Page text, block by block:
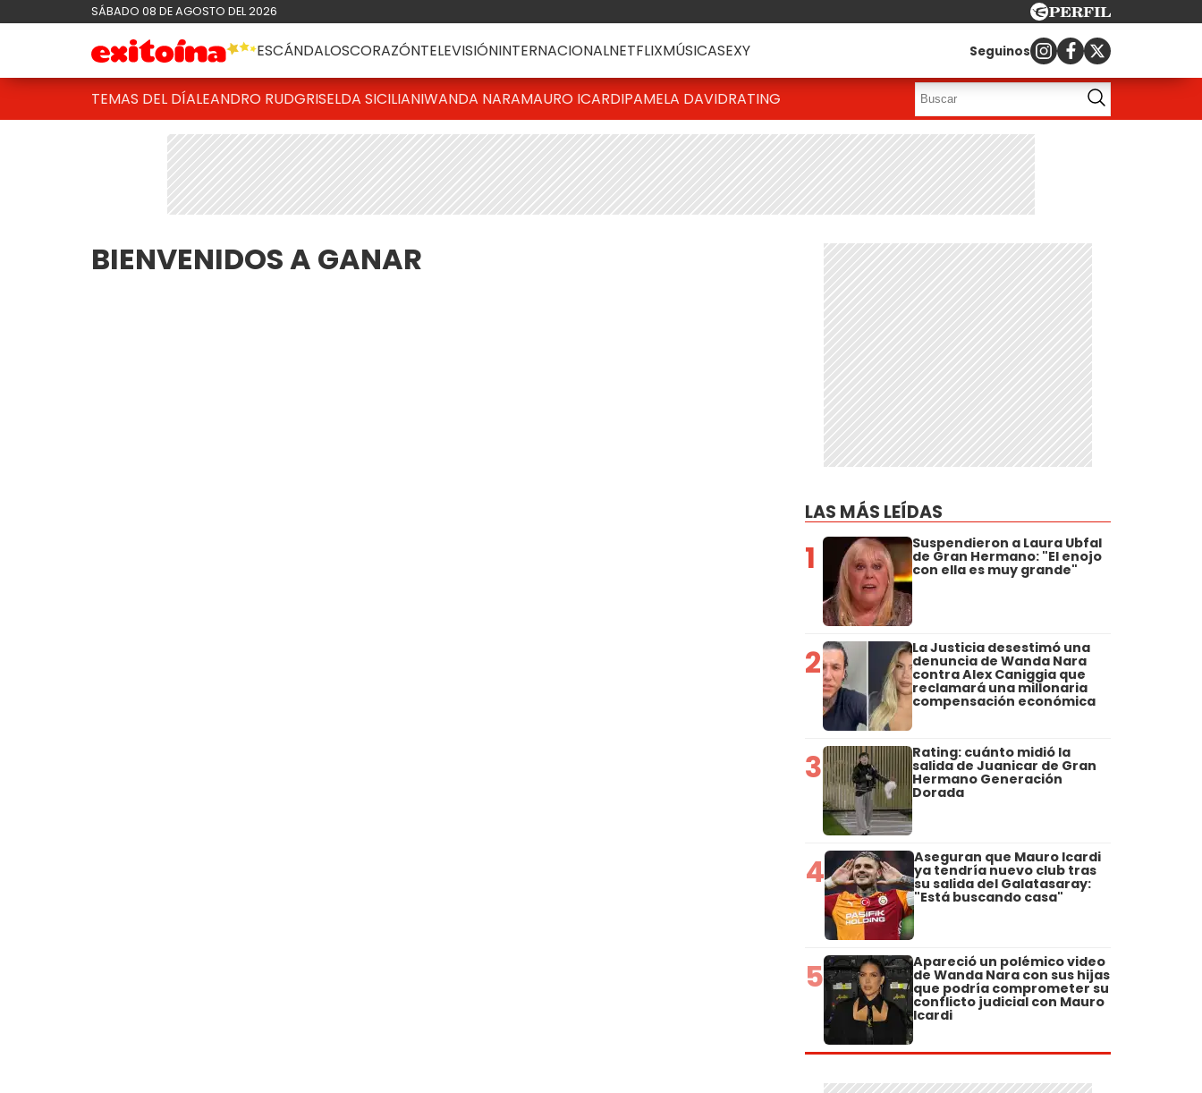
SÁBADO 08 DE AGOSTO DEL 2026
ESCÁNDALOSCORAZÓNTELEVISIÓNINTERNACIONALNETFLIXMÚSICASEXY Seguinos
TEMAS DEL DÍALEANDRO RUDGRISELDA SICILIANIWANDA NARAMAURO ICARDIPAMELA DAVIDRATING
BIENVENIDOS A GANAR
LAS MÁS LEÍDAS
1 Suspendieron a Laura Ubfal
de Gran Hermano: "El enojo
con ella es muy grande"
2 La Justicia desestimó una
denuncia de Wanda Nara
contra Alex Caniggia que
reclamará una millonaria
compensación económica
3 Rating: cuánto midió la
salida de Juanicar de Gran
Hermano Generación
Dorada
4 Aseguran que Mauro Icardi
ya tendría nuevo club tras
su salida del Galatasaray:
"Está buscando casa"
5 Apareció un polémico video
de Wanda Nara con sus hijas
que podría comprometer su
conflicto judicial con Mauro
Icardi